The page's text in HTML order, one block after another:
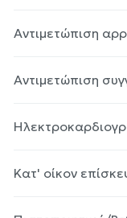
Αντιμετώπιση
Αντιμετώπιση
Κατ' οίκον